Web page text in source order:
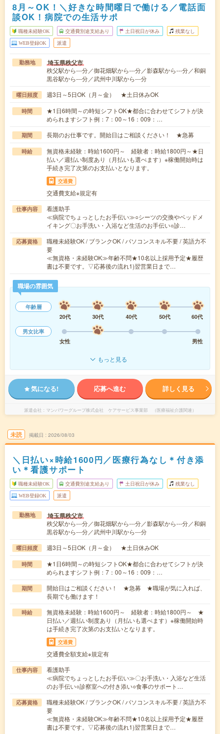
8月～OK！＼好きな時間曜日で働ける／電話面
談OK！病院での生活サポ
職種未経験OK 交通費別途支給あり 土日祝日が休み 残業なし
WEB登録OK 派遣
勤務地 埼玉県秩父市
秩父駅から---分／御花畑駅から---分／影森駅から---分／和銅
黒谷駅から---分／武州中川駅から---分
曜日頻度 週3日～5日OK（月～金） ★土日休みOK
時間
★1日6時間～の時短シフトOK★都合に合わせてシフトが決
められますシフト例：7：00～16：009：…
期間 長期のお仕事です。開始日はご相談ください！ ★急募
時給
無資格未経験：時給1600円～ 経験者：時給1800円～★日
払い／週払い制度あり（月払いも選べます）※稼働開始時は
手続き完了次第のお支払いとなります。
交通費
交通費支給※規定有
仕事内容
看護助手
≪病院でちょっとしたお手伝い≫○シーツの交換やベッドメ
イキング〇お手洗い・入浴など生活のお手伝い○診…
応募資格
職種未経験OK / ブランクOK / パソコンスキル不要 / 英語力不
要
≪無資格・未経験OK≫年齢不問★10名以上採用予定★履歴
書は不要です。▽応募後の流れ1)翌営業日まで…
職場の雰囲気
年齢層
20代
30代 40代 50代
60代
男女比率
女性
男性
もっと見る
気になる! 応募へ進む 詳しく見る
派遣会社 マンパワーグループ株式会社 ケアサービス事業部 （医療福祉介護関連）
未読 掲載日 2026/08/03
＼日払い×時給1600円／医療行為なし＊付き添
い＊看護サポート
職種未経験OK 交通費別途支給あり 土日祝日が休み 残業なし
WEB登録OK 派遣
勤務地 埼玉県秩父市
秩父駅から---分／御花畑駅から---分／影森駅から---分／和銅
黒谷駅から---分／武州中川駅から---分
曜日頻度 週3日～5日OK（月～金） ★土日休みOK
時間
★1日6時間～の時短シフトOK★都合に合わせてシフトが決
められますシフト例：7：00～16：009：…
期間
開始日はご相談ください！ ★急募 ★職場が気に入れば、
長期でも働けます！
時給
無資格未経験：時給1600円～ 経験者：時給1800円～ ★
日払い／週払い制度あり（月払いも選べます）※稼働開始時
は手続き完了次第のお支払いとなります。
交通費
交通費全額支給※規定有
仕事内容
看護助手
≪病院でちょっとしたお手伝い≫〇お手洗い・入浴など生活
のお手伝い○診察室への付き添い○食事のサポート…
応募資格
職種未経験OK / ブランクOK / パソコンスキル不要 / 英語力不
要
≪無資格・未経験OK≫年齢不問★10名以上採用予定★履歴
書は不要です。▽応募後の流れ1)翌営業日まで…